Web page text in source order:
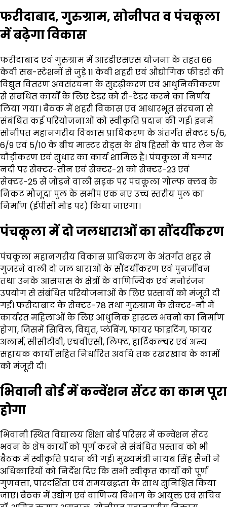
फरीदाबाद, गुरुग्राम, सोनीपत व पंचकूला
में बढ़ेगा विकास
फरीदाबाद एवं गुरुग्राम में आरडीएसएस योजना के तहत 66
केवी सब-स्टेशनों से जुड़े 11 केवी शहरी एवं औद्योगिक फीडरों की
विद्युत वितरण अवसंरचना के सुदृढ़ीकरण एवं आधुनिकीकरण
से संबंधित कार्यों के लिए टेंडर को री-टेंडर करने का निर्णय
लिया गया। बैठक में शहरी विकास एवं आधारभूत संरचना से
संबंधित कई परियोजनाओं को स्वीकृति प्रदान की गई। इनमें
सोनीपत महानगरीय विकास प्राधिकरण के अंतर्गत सेक्टर 5/6,
6/9 एवं 5/10 के बीच मास्टर रोड्स के शेष हिस्सों के चार लेन के
चौड़ीकरण एवं सुधार का कार्य शामिल है। पंचकूला में घग्गर
नदी पर सेक्टर-तीन एवं सेक्टर-21 को सेक्टर-23 एवं
सेक्टर-25 से जोड़ने वाली सड़क पर पंचकूला गोल्फ क्लब के
निकट मौजूदा पुल के समीप एक नए उच्च स्तरीय पुल का
निर्माण (ईपीसी मोड पर) किया जाएगा।
पंचकूला में दो जलधाराओं का सौंदर्यीकरण
पंचकूला महानगरीय विकास प्राधिकरण के अंतर्गत शहर से
गुजरने वाली दो जल धाराओं के सौंदर्यीकरण एवं पुनर्जीवन
तथा उनके आसपास के क्षेत्रों के वाणिज्यिक एवं मनोरंजन
उपयोग से संबंधित परियोजनाओं के लिए प्रस्तावों को मंजूरी दी
गई। फरीदाबाद के सेक्टर-78 तथा गुरुग्राम के सेक्टर-नौ में
कार्यरत महिलाओं के लिए आधुनिक हास्टल भवनों का निर्माण
होगा, जिसमें सिविल, विद्युत, प्लंबिंग, फायर फाइटिंग, फायर
अलार्म, सीसीटीवी, एचवीएसी, लिफ्ट, हार्टिकल्चर एवं अन्य
सहायक कार्यों सहित निर्धारित अवधि तक रखरखाव के कामों
को मंजूरी दी।
भिवानी बोर्ड में कन्वेंशन सेंटर का काम पूरा
होगा
भिवानी स्थित विद्यालय शिक्षा बोर्ड परिसर में कन्वेंशन सेंटर
भवन के शेष कार्यों को पूर्ण करने से संबंधित प्रस्ताव को भी
बैठक में स्वीकृति प्रदान की गई। मुख्यमंत्री नायब सिंह सैनी ने
अधिकारियों को निर्देश दिए कि सभी स्वीकृत कार्यों को पूर्ण
गुणवत्ता, पारदर्शिता एवं समयबद्धता के साथ सुनिश्चित किया
जाए। बैठक में उद्योग एवं वाणिज्य विभाग के आयुक्त एवं सचिव